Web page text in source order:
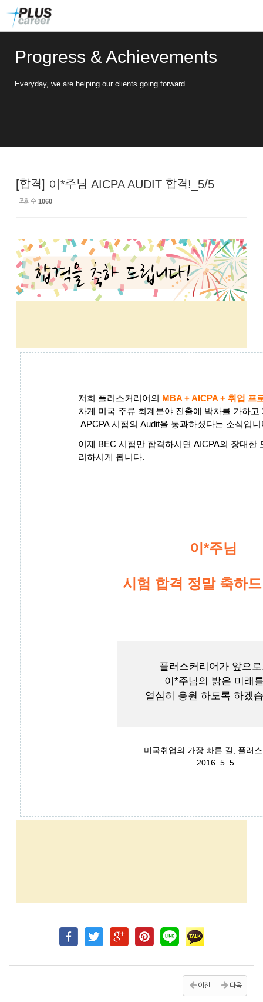
Progress & Achievements
Everyday, we are helping our clients going forward.
[합격] 이*주님 AICPA AUDIT 합격!_5/5
조회 수 1060
저희 플러스커리어의 MBA + AICPA + 취업 프
차게 미국 주류 회계분야 진출에 박차를 가하
APCPA 시험의 Audit을 통과하셨다는 소식입
이제 BEC 시험만 합격하시면 AICPA의 장대한
리하시게 됩니다.
이*주님
시험 합격 정말 축하
플러스커리어가 앞으
이*주님의 밝은 미래
열심히 응원 하도록 하겠
미국취업의 가장 빠른 길, 플러
2016. 5. 5
이전 다음